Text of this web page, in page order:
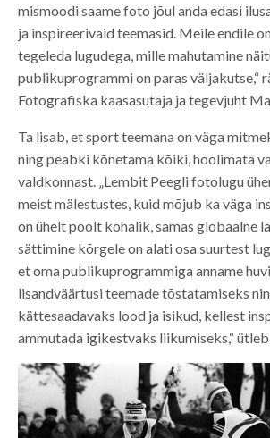
mismoodi saame foto jõul anda edasi
ja inspireerivaid teemasid. Meile endile
tegeleda lugudega, mille mahutamine
publikuprogrammi on paras väljakutse,“
Fotografiska kaasasutaja ja tegevjuht
Ta lisab, et sport teemana on väga
ning peabki kõnetama kõiki, hoolimata
valdkonnast. „Lembit Peegli fotolugu
meist mälestustes, kuid mõjub ka väga
on ühelt poolt kohalik, samas globaalne
sättimine kõrgele on alati osa suurtest
et oma publikuprogrammiga anname
lisandväärtusi teemade tõstatamiseks
kättesaadavaks lood ja isikud, kellest
ammutada igikestvaks liikumiseks,“